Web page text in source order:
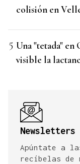
colisión en
Una "tetada" en
visible la
Newsletters
Apúntate a
recíbelas de